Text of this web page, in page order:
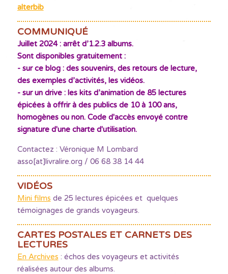
alterbib
COMMUNIQUÉ
Juillet 2024 : arrêt d’1.2.3 albums.
Sont disponibles gratuitement :
- sur ce blog : des souvenirs, des retours de lecture,
des exemples d’activités, les vidéos.
- sur un drive : les kits d’animation de 85 lectures
épicées à offrir à des publics de 10 à 100 ans,
homogènes ou non. Code d'accès envoyé contre
signature d'une charte d'utilisation.
Contactez : Véronique M Lombard
asso[at]livralire.org / 06 68 38 14 44
VIDÉOS
Mini films de 25 lectures épicées et quelques
témoignages de grands voyageurs.
CARTES POSTALES ET CARNETS DES
LECTURES
En Archives : échos des voyageurs et activités
réalisées autour des albums.